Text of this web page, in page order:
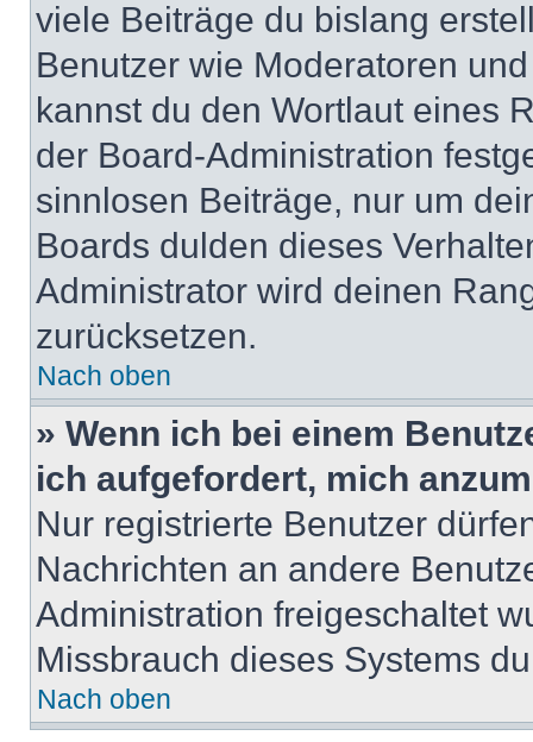
viele Beiträge du bislang
Benutzer wie Moderatoren
kannst du den Wortlaut eines
der Board-Administration
sinnlosen Beiträge, nur um
Boards dulden dieses
Administrator wird deinen
zurücksetzen.
Nach oben
» Wenn ich bei einem
ich aufgefordert, mich
Nur registrierte Benutzer
Nachrichten an andere
Administration freigeschaltet
Missbrauch dieses Systems
Nach oben